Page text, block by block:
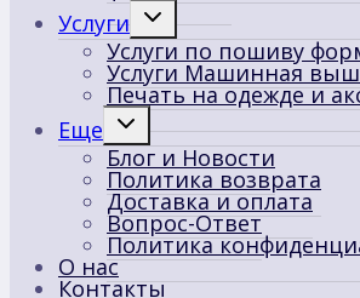
Услуги
Переключить
дочернее
меню
Услуги по пошиву
Услуги Машинная
Печать на одежде и
Еще
Переключить
дочернее
меню
Блог и Новости
Политика возврата
Доставка и оплата
Вопрос-Ответ
Политика
О нас
Контакты